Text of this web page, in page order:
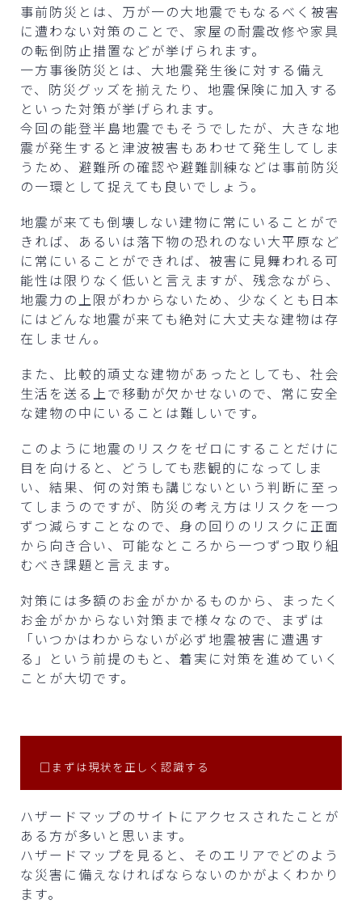
事前防災とは、万が一の大地震でもなるべく被害
に遭わない対策のことで、家屋の耐震改修や家具
の転倒防止措置などが挙げられます。
一方事後防災とは、大地震発生後に対する備え
で、防災グッズを揃えたり、地震保険に加入する
といった対策が挙げられます。
今回の能登半島地震でもそうでしたが、大きな地
震が発生すると津波被害もあわせて発生してしま
うため、避難所の確認や避難訓練などは事前防災
の一環として捉えても良いでしょう。
地震が来ても倒壊しない建物に常にいることがで
きれば、あるいは落下物の恐れのない大平原など
に常にいることができれば、被害に見舞われる可
能性は限りなく低いと言えますが、残念ながら、
地震力の上限がわからないため、少なくとも日本
にはどんな地震が来ても絶対に大丈夫な建物は存
在しません。
また、比較的頑丈な建物があったとしても、社会
生活を送る上で移動が欠かせないので、常に安全
な建物の中にいることは難しいです。
このように地震のリスクをゼロにすることだけに
目を向けると、どうしても悲観的になってしま
い、結果、何の対策も講じないという判断に至っ
てしまうのですが、防災の考え方はリスクを一つ
ずつ減らすことなので、身の回りのリスクに正面
から向き合い、可能なところから一つずつ取り組
むべき課題と言えます。
対策には多額のお金がかかるものから、まったく
お金がかからない対策まで様々なので、まずは
「いつかはわからないが必ず地震被害に遭遇す
る」という前提のもと、着実に対策を進めていく
ことが大切です。
□まずは現状を正しく認識する
ハザードマップのサイトにアクセスされたことが
ある方が多いと思います。
ハザードマップを見ると、そのエリアでどのよう
な災害に備えなければならないのかがよくわかり
ます。